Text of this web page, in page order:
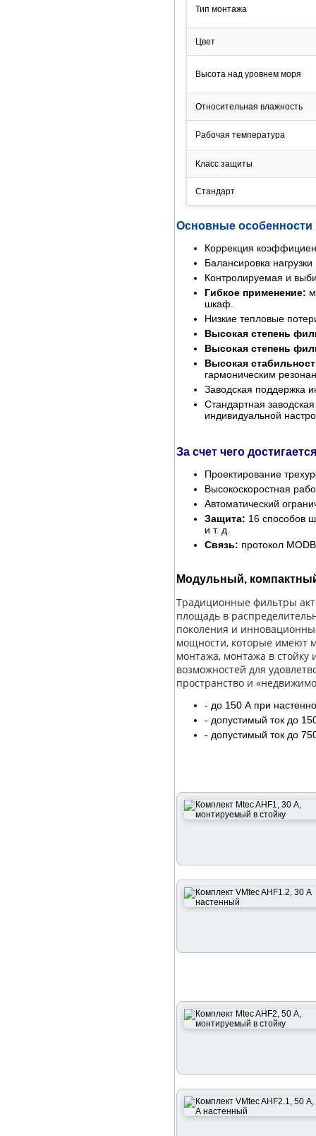
Тип монтажа
Цвет
Высота над уровнем моря
Относительная влажность
Рабочая температура
Класс защиты
Стандарт
Основные особенности
Коррекция
Балансировка
Контролируемая и
Гибкое применение:
шкаф.
Низкие тепловые
Высокая степень
Высокая степень
Высокая
гармоническим
Заводская поддержка
Стандартная
индивидуальной
За счет чего
Проектирование
Высокоскоростная
Автоматический
Защита: 16 способов
и т. д.
Связь: протокол
Модульный,
Традиционные фильтры
площадь в
поколения и
мощности, которые имеют
монтажа, монтажа в стойку
возможностей для
пространство и
- до 150 А при
- допустимый ток до
- допустимый ток до